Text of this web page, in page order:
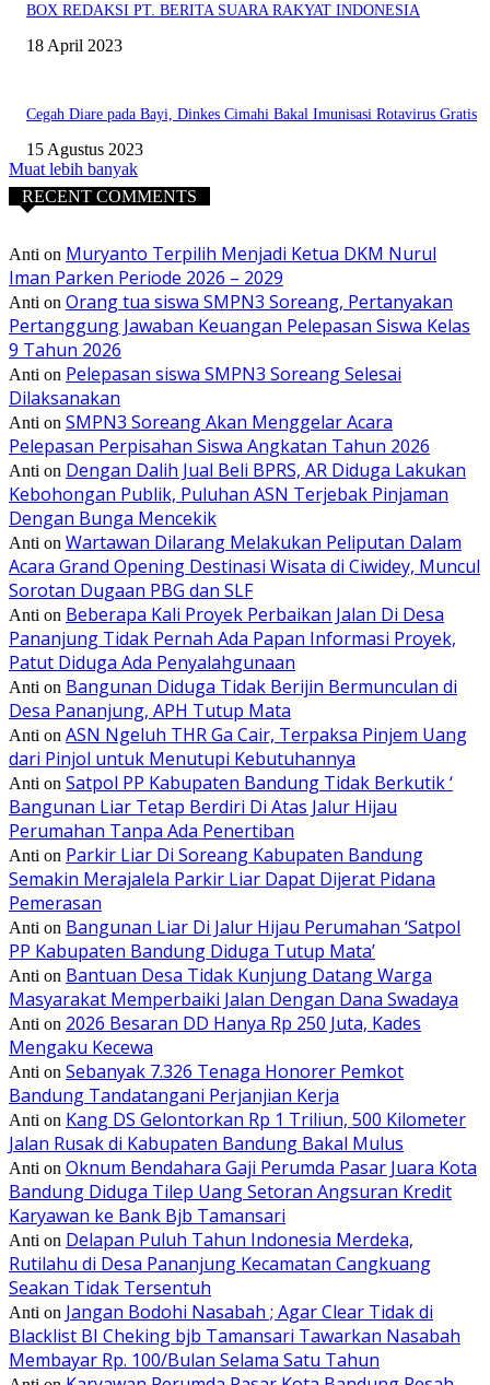
BOX REDAKSI PT. BERITA SUARA RAKYAT INDONESIA
18 April 2023
Cegah Diare pada Bayi, Dinkes Cimahi Bakal Imunisasi Rotavirus Gratis
15 Agustus 2023
Muat lebih banyak
RECENT COMMENTS
Anti on Muryanto Terpilih Menjadi Ketua DKM Nurul
Iman Parken Periode 2026 – 2029
Anti on Orang tua siswa SMPN3 Soreang, Pertanyakan
Pertanggung Jawaban Keuangan Pelepasan Siswa Kelas
9 Tahun 2026
Anti on Pelepasan siswa SMPN3 Soreang Selesai
Dilaksanakan
Anti on SMPN3 Soreang Akan Menggelar Acara
Pelepasan Perpisahan Siswa Angkatan Tahun 2026
Anti on Dengan Dalih Jual Beli BPRS, AR Diduga Lakukan
Kebohongan Publik, Puluhan ASN Terjebak Pinjaman
Dengan Bunga Mencekik
Anti on Wartawan Dilarang Melakukan Peliputan Dalam
Acara Grand Opening Destinasi Wisata di Ciwidey, Muncul
Sorotan Dugaan PBG dan SLF
Anti on Beberapa Kali Proyek Perbaikan Jalan Di Desa
Pananjung Tidak Pernah Ada Papan Informasi Proyek,
Patut Diduga Ada Penyalahgunaan
Anti on Bangunan Diduga Tidak Berijin Bermunculan di
Desa Pananjung, APH Tutup Mata
Anti on ASN Ngeluh THR Ga Cair, Terpaksa Pinjem Uang
dari Pinjol untuk Menutupi Kebutuhannya
Anti on Satpol PP Kabupaten Bandung Tidak Berkutik ‘
Bangunan Liar Tetap Berdiri Di Atas Jalur Hijau
Perumahan Tanpa Ada Penertiban
Anti on Parkir Liar Di Soreang Kabupaten Bandung
Semakin Merajalela Parkir Liar Dapat Dijerat Pidana
Pemerasan
Anti on Bangunan Liar Di Jalur Hijau Perumahan ‘Satpol
PP Kabupaten Bandung Diduga Tutup Mata’
Anti on Bantuan Desa Tidak Kunjung Datang Warga
Masyarakat Memperbaiki Jalan Dengan Dana Swadaya
Anti on 2026 Besaran DD Hanya Rp 250 Juta, Kades
Mengaku Kecewa
Anti on Sebanyak 7.326 Tenaga Honorer Pemkot
Bandung Tandatangani Perjanjian Kerja
Anti on Kang DS Gelontorkan Rp 1 Triliun, 500 Kilometer
Jalan Rusak di Kabupaten Bandung Bakal Mulus
Anti on Oknum Bendahara Gaji Perumda Pasar Juara Kota
Bandung Diduga Tilep Uang Setoran Angsuran Kredit
Karyawan ke Bank Bjb Tamansari
Anti on Delapan Puluh Tahun Indonesia Merdeka,
Rutilahu di Desa Pananjung Kecamatan Cangkuang
Seakan Tidak Tersentuh
Anti on Jangan Bodohi Nasabah ; Agar Clear Tidak di
Blacklist BI Cheking bjb Tamansari Tawarkan Nasabah
Membayar Rp. 100/Bulan Selama Satu Tahun